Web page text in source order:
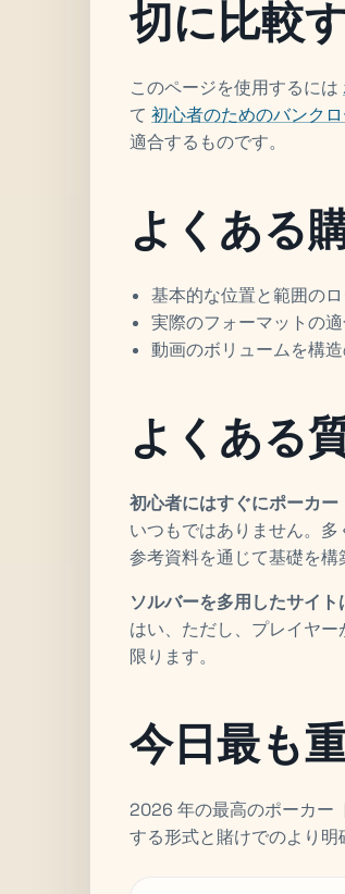
切に比較
このページを使用するには
て 初心者のためのバンク
適合するものです。
よくある
基本的な位置と範囲の
実際のフォーマットの
動画のボリュームを構造
よくある
初心者にはすぐにポーカ
いつもではありません。
参考資料を通じて基礎を構
ソルバーを多用したサイ
はい、ただし、プレイヤ
限ります。
今日最も
2026 年の最高のポーカー
する形式と賭けでのより明